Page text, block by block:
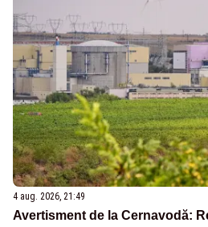
4 aug. 2026, 21:49
Avertisment de la Cernavodă: